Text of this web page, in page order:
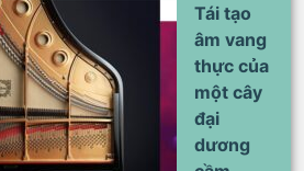
Tái tạo
âm vang
thực của
một cây
đại
dương